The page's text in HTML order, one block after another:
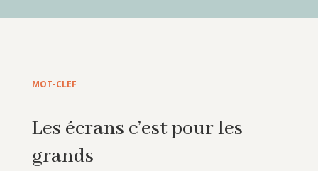
MOT-CLEF
Les écrans c’est pour les
grands